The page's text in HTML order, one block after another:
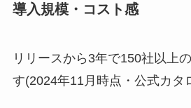
導入規模・コスト感
リリースから3年で150社以上
す(2024年11月時点・公式カタ